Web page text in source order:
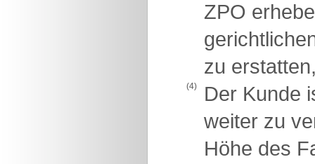
ZPO
zu
(4)
Der Kunde
weiter zu
Höhe des